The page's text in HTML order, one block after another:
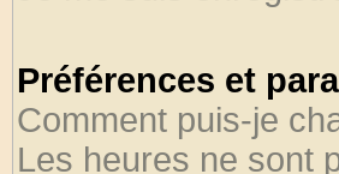
Préférences et
Comment puis-je
Les heures ne sont